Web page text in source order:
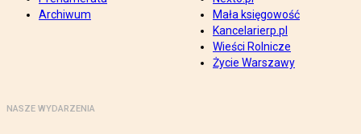
Archiwum
Mała księgowość
Kancelarierp.pl
Wieści Rolnicze
Życie Warszawy
NASZE WYDARZENIA